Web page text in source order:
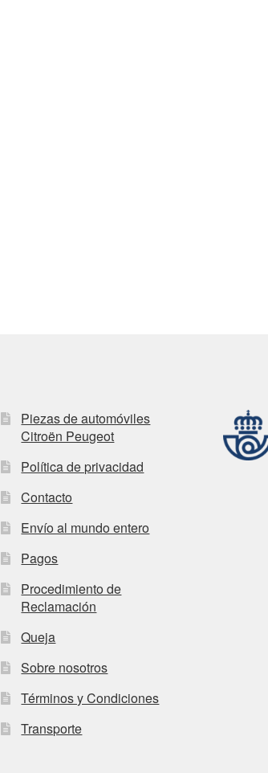
Piezas de automóviles
Citroën Peugeot
Política de privacidad
Contacto
Envío al mundo entero
Pagos
Procedimiento de
Reclamación
Queja
Sobre nosotros
Términos y Condiciones
Transporte